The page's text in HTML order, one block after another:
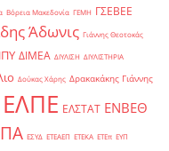
Βόρεια Μακεδονία ΓΕΜΗ ΓΣΕΒΕΕ
Άδωνις Γιάννης Θεοτοκάς
ΔΙΜΕΑ ΔΙΥΛΙΣΗ ΔΙΥΛΙΣΤΗΡΙΑ
Δούκας Χάρης Δρακακάκης Γιάννης
ΕΛΠΕ ΕΛΣΤΑΤ ΕΝΒΕΘ
ΕΣΥΔ ΕΤΕΑΕΠ ΕΤΕΚΑ ΕΤΕπ ΕΥΠ